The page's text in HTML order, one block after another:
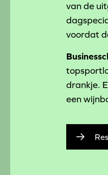
van de
voordat
drankje.
een